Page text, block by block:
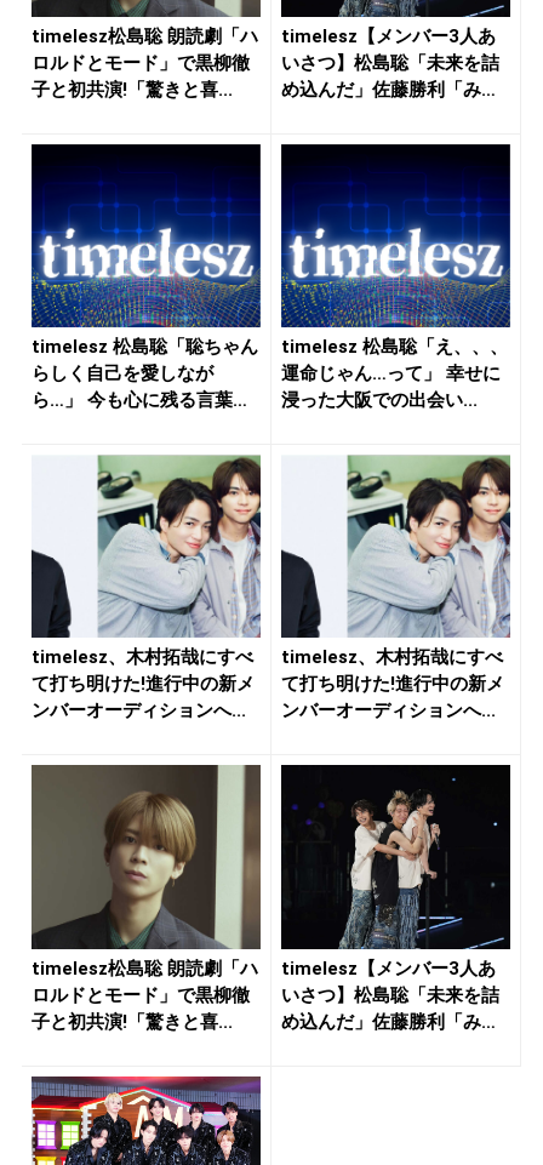
timelesz松島聡 朗読劇「ハ
ロルドとモード」で黒柳徹
子と初共演!「驚きと喜...
timelesz【メンバー3人あ
いさつ】松島聡「未来を詰
め込んだ」佐藤勝利「み
timelesz 松島聡「聡ちゃん
らしく自己を愛しなが
ら…」 今も心に残る言葉
timelesz 松島聡「え、、、
運命じゃん…って」 幸せに
浸った大阪での出会い...
timelesz、木村拓哉にすべ
て打ち明けた!進行中の新メ
ンバーオーディションへ...
timelesz、木村拓哉にすべ
て打ち明けた!進行中の新メ
ンバーオーディションへ...
timelesz松島聡 朗読劇「ハ
ロルドとモード」で黒柳徹
子と初共演!「驚きと喜...
timelesz【メンバー3人あ
いさつ】松島聡「未来を詰
め込んだ」佐藤勝利「み